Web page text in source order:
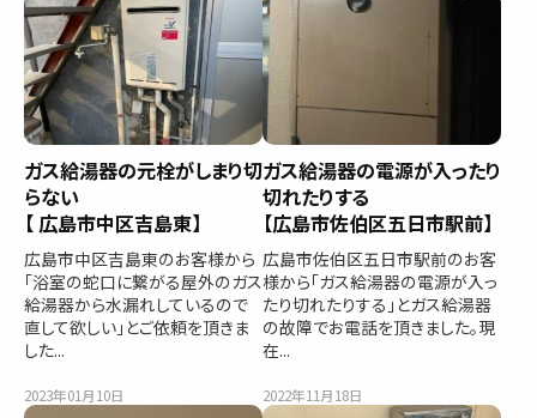
ガス給湯器の元栓がしまり切
らない
【 広島市中区吉島東】
広島市中区吉島東のお客様から
「浴室の蛇口に繋がる屋外のガス
給湯器から水漏れしているので
直して欲しい」とご依頼を頂きま
した...
2023年01月10日
ガス給湯器の電源が入ったり
切れたりする
【広島市佐伯区五日市駅前】
広島市佐伯区五日市駅前のお客
様から「ガス給湯器の電源が入っ
たり切れたりする」とガス給湯器
の故障でお電話を頂きました。現
在...
2022年11月18日